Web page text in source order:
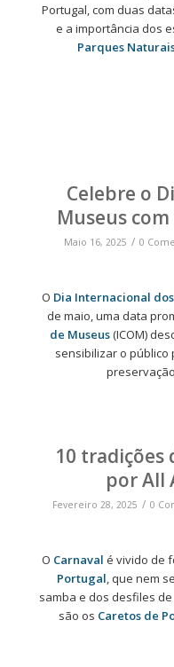
Portugal, com duas
e a importância dos
Parques
Celebre o
Museus
Maio 16, 2025 / 0
O Dia Internacional
de maio, uma data
de Museus(ICOM)
sensibilizar o público
10 tradições
por All
Fevereiro 28, 2025 / 0
O Carnavalé vivido de
Portugal, que nem
samba e dos desfiles
são os Caretos de